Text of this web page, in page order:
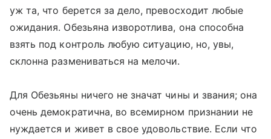
уж та, что берется за дело, превосходит любые
ожидания. Обезьяна изворотлива, она способна
взять под контроль любую ситуацию, но, увы,
склонна размениваться на мелочи.
Для Обезьяны ничего не значат чины и звания; она
очень демократична, во всемирном признании не
нуждается и живет в свое удовольствие. Если что